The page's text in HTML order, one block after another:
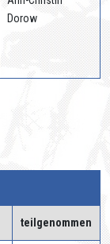
Dorow
teilgenommen